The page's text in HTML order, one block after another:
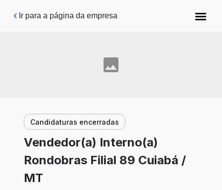
Pular para o conteúdo principal
Ir para a página da empresa
Candidaturas encerradas
Vendedor(a) Interno(a)
Rondobras Filial 89 Cuiabá /
MT